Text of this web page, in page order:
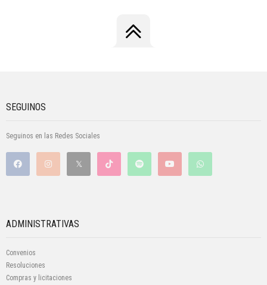
SEGUINOS
Seguinos en las Redes Sociales
ADMINISTRATIVAS
Convenios
Resoluciones
Compras y licitaciones